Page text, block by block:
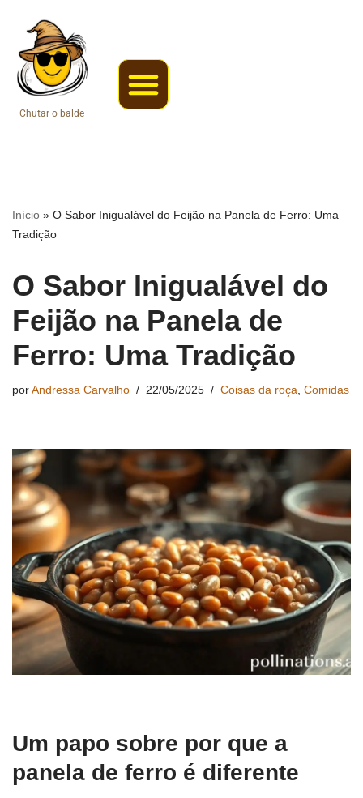
Pular
para
o
Chutar o balde
Início » O Sabor Inigualável do Feijão na Panela de Ferro: Uma
Tradição
O Sabor Inigualável do
Feijão na Panela de
Ferro: Uma Tradição
por Andressa Carvalho 22/05/2025 Coisas da roça, Comidas
Um papo sobre por que a
panela de ferro é diferente